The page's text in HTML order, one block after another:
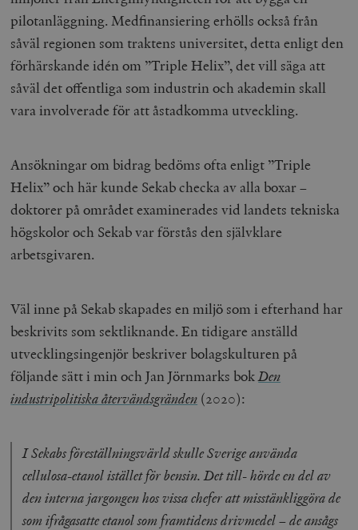
pilotanläggning. Medfinansiering erhölls också från
såväl regionen som traktens universitet, detta enligt den
förhärskande idén om ”Triple Helix”, det vill säga att
såväl det offentliga som industrin och akademin skall
vara involverade för att åstadkomma utveckling.
Ansökningar om bidrag bedöms ofta enligt ”Triple
Helix” och här kunde Sekab checka av alla boxar –
doktorer på området examinerades vid landets tekniska
högskolor och Sekab var förstås den självklare
arbetsgivaren.
Väl inne på Sekab skapades en miljö som i efterhand har
beskrivits som sektliknande. En tidigare anställd
utvecklingsingenjör beskriver bolagskulturen på
följande sätt i min och Jan Jörnmarks bokDen
industripolitiska återvändsgränden (2020):
I Sekabs föreställningsvärld skulle Sverige använda
cellulosa-etanol istället för bensin. Det till- hörde en del av
den interna jargongen hos vissa chefer att misstänkliggöra de
som ifrågasatte etanol som framtidens drivmedel – de ansågs